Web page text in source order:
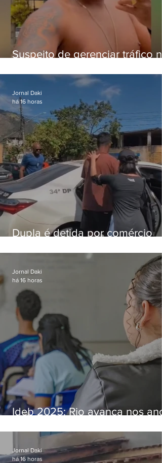
Suspeito de gerenciar tráfico na
foragido
Dupla é detida por comércio
Bangu
Jornal Daki
há 16 horas
Ideb 2025: Rio avança nos
nacional
Jornal Daki
há 16 horas
Jornal Daki
há 16 horas